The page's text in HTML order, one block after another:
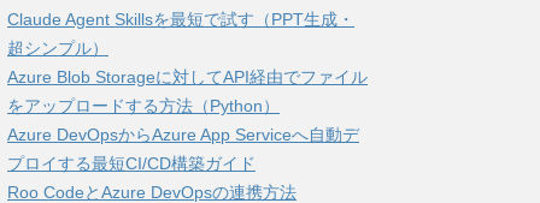
Claude Agent Skillsを最短で試す（PPT生成・
超シンプル）
Azure Blob Storageに対してAPI経由でファイル
をアップロードする方法（Python）
Azure DevOpsからAzure App Serviceへ自動デ
プロイする最短CI/CD構築ガイド
Roo CodeとAzure DevOpsの連携方法